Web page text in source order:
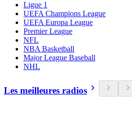
Ligue 1
UEFA Champions League
UEFA Europa League
Premier League
NFL
NBA Basketball
Major League Baseball
NHL
Les meilleures radios